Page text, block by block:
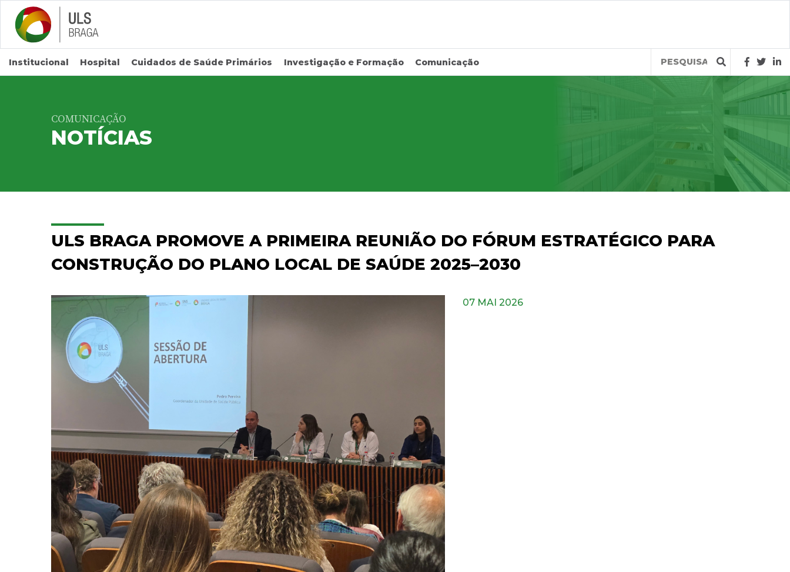
Saltar para conteúdo principal
Institucional Hospital Cuidados de Saúde Primários Investigação e Formação Comunicação
Query
COMUNICAÇÃO
NOTÍCIAS
ULS BRAGA PROMOVE A PRIMEIRA REUNIÃO DO FÓRUM ESTRATÉGICO PARA
CONSTRUÇÃO DO PLANO LOCAL DE SAÚDE 2025–2030
07 MAI 2026